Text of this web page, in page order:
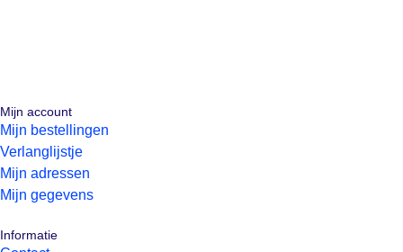
Mijn account
Mijn bestellingen
Verlanglijstje
Mijn adressen
Mijn gegevens
Informatie